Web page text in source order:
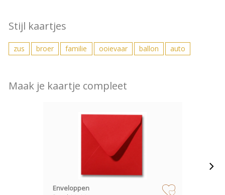
Stijl kaartjes
zus broer familie ooievaar ballon auto
Maak je kaartje compleet
Enveloppen